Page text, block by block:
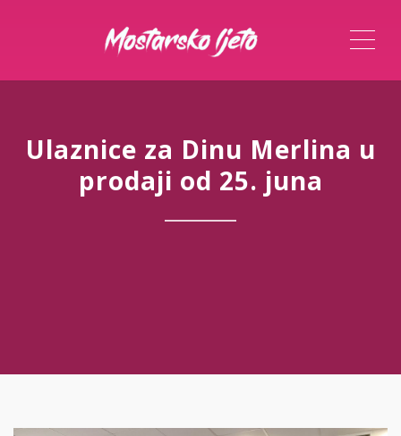
Ulaznice za Dinu Merlina u
prodaji od 25. juna